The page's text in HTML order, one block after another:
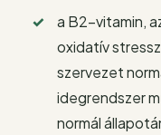
a B2-vitamin,
oxidatív
szervezet
idegrendszer
normál